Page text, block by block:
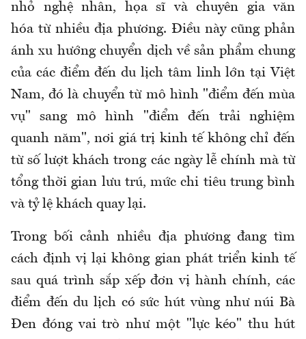
nhỏ nghệ nhân, họa sĩ và chuyên gia văn
hóa từ nhiều địa phương. Điều nàycũng phản
ánh xu hướng chuyển dịch về sản phẩm chung
của các điểm đến du lịch tâm linh lớn tại Việt
Nam,đó là chuyển từ mô hình "điểm đến mùa
vụ" sang mô hình "điểm đến trải nghiệm
quanh năm", nơi giá trị kinh tế không chỉ đến
từ số lượt khách trong các ngày lễ chính mà từ
tổng thời gian lưu trú, mức chi tiêu trung bình
và tỷ lệ khách quay lại.
Trong bối cảnh nhiều địa phương đang tìm
cách định vị lại không gian phát triển kinh tế
sau quá trình sắp xếp đơn vị hành chính, các
điểm đến du lịch có sức hút vùng như núi Bà
Đen đóng vai trò như một "lực kéo" thu hút